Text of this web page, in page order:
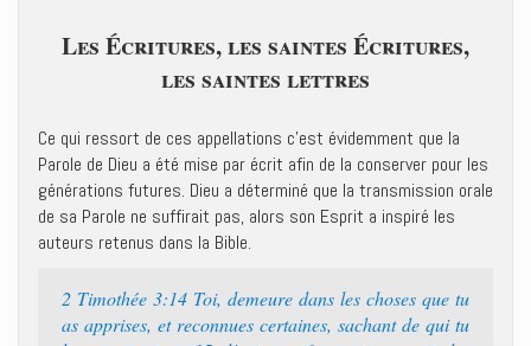
Les Écritures, les saintes Écritures,
les saintes lettres
Ce qui ressort de ces appellations c’est évidemment que la
Parole de Dieu a été mise par écrit afin de la conserver pour les
générations futures. Dieu a déterminé que la transmission orale
de sa Parole ne suffirait pas, alors son Esprit a inspiré les
auteurs retenus dans la Bible.
2 Timothée 3:14 Toi, demeure dans les choses que tu
as apprises, et reconnues certaines, sachant de qui tu